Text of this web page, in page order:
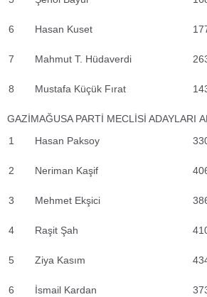
6 Hasan Kuset
7 Mahmut T. Hüdaverdi
8 Mustafa Küçük Fırat
GAZİMAĞUSA PARTİ MECLİSİ ADAYLARI
1
Hasan Paksoy
2 Neriman Kaşif
3 Mehmet Ekşici
4 Raşit Şah
5 Ziya Kasım
6 İsmail Kardan